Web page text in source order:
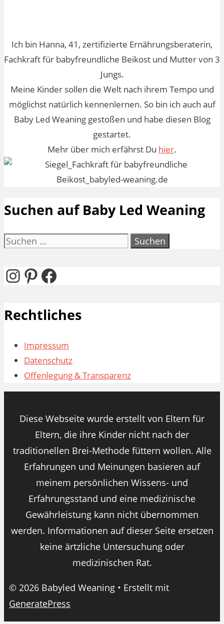
Ich bin Hanna, 41, zertifizierte Ernährungsberaterin,
Fachkraft für babyfreundliche Beikost und Mutter von 3
Jungs.
Meine Kinder sollen die Welt nach ihrem Tempo und
möglichst natürlich kennenlernen. So bin ich auch auf
Baby Led Weaning gestoßen und habe diesen Blog
gestartet.
Mehr über mich erfährst Du hier.
Suchen auf Baby Led Weaning
Suchen
Instagram
Pinterest
Facebook
Rechtliches
Impressum
Datenschutz
Offenlegung & Transparenz
Diese Webseite wurde erstellt von Eltern für
Eltern, die ihre Kinder nicht nach der
traditionellen Brei-Methode füttern wollen. Alle
Erfahrungen und Meinungen basieren auf
meinem persönlichen Wissens- und
Erfahrungsstand und eine medizinische
Gewährleistung kann nicht übernommen
werden. Informationen auf dieser Seite ersetzen
keine ärtzliche Untersuchung oder
medizinischen Rat.
© 2026 Babyled Weaning • Erstellt mit
GeneratePress